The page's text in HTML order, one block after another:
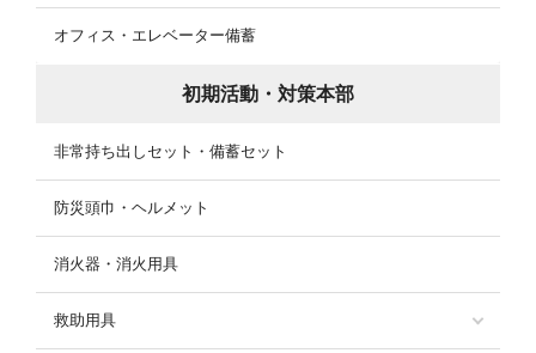
オフィス・エレベーター備蓄
初期活動・対策本部
非常持ち出しセット・備蓄セット
防災頭巾・ヘルメット
消火器・消火用具
救助用具